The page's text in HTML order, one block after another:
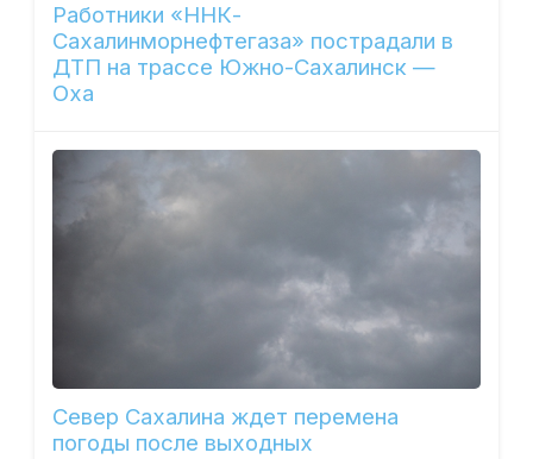
Работники «ННК-
Сахалинморнефтегаза» пострадали в
ДТП на трассе Южно-Сахалинск —
Оха
Север Сахалина ждет перемена
погоды после выходных